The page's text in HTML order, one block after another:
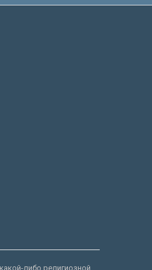
либо религиозной